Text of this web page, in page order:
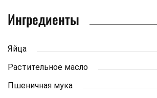
Ингредиенты
Яйца
Растительное масло
Пшеничная мука